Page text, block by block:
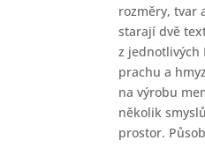
rozměry, tvar
starají dvě
z jednotlivých
prachu a
na výrobu
několik
prostor.